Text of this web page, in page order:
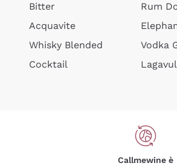
Bitter
Acquavite
Whisky Blended
Cocktail
Rum
Vodka
Callmewine è